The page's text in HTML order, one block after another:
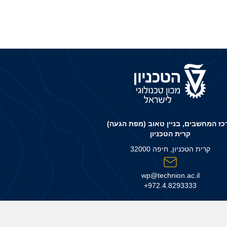
המחשבים, בניין טאוב (מפת הגעה)
קרית הטכניון
קרית הטכניון, חיפה 32000
wp@technion.ac.il
972.4.8293333+